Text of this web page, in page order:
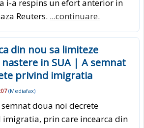
i-a respins un efort anterior in
Reuters. ...continuare.
din nou sa limiteze
in SUA | A semnat
privind imigratia
(Mediafax)
doua noi decrete
imigratia, prin care incearca din